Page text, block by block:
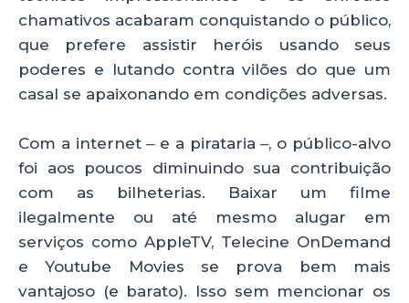
chamativos acabaram conquistando o público,
que prefere assistir heróis usando seus
poderes e lutando contra vilões do que um
casal se apaixonando em condições adversas.
Com a internet ‒ e a pirataria ‒, o público-alvo
foi aos poucos diminuindo sua contribuição
com as bilheterias. Baixar um filme
ilegalmente ou até mesmo alugar em
serviços como AppleTV, Telecine OnDemand
e Youtube Movies se prova bem mais
vantajoso (e barato). Isso sem mencionar os